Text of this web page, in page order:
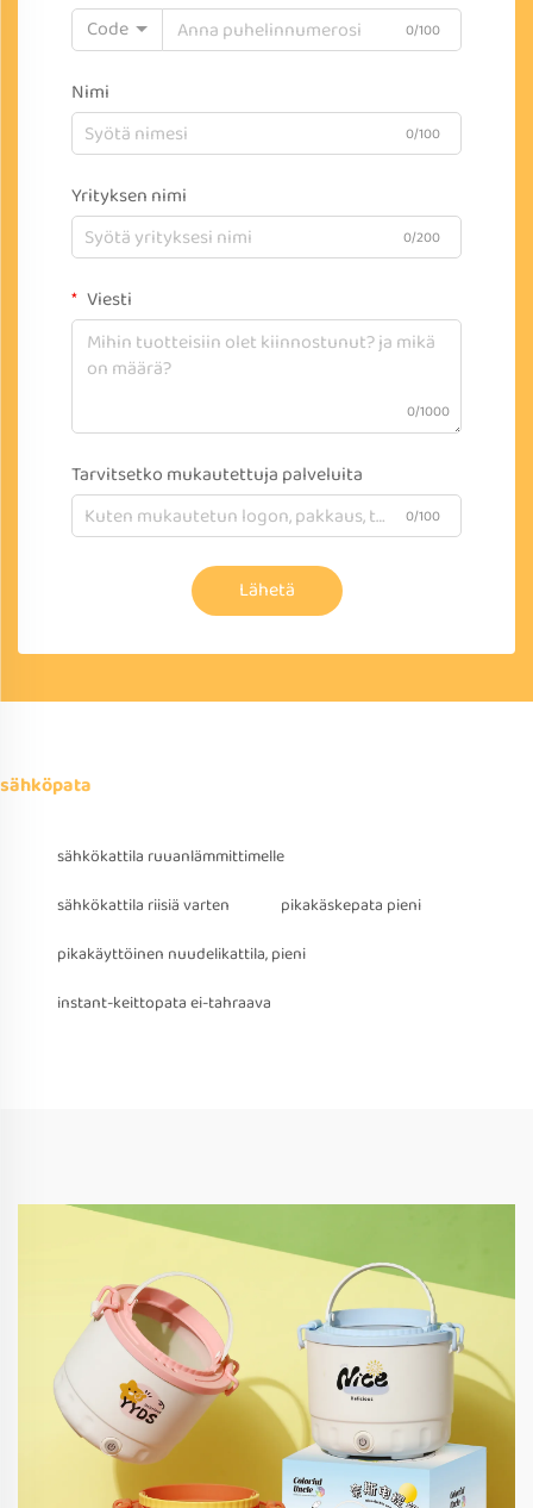
Code
0/100
Nimi
0/100
Yrityksen nimi
0/200
Viesti
0/1000
Tarvitsetko mukautettuja palveluita
0/100
Lähetä
sähköpata
sähkökattila ruuanlämmittimelle
sähkökattila riisiä varten
pikakäskepata pieni
pikakäyttöinen nuudelikattila, pieni
instant-keittopata ei-tahraava